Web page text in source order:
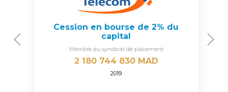
Cession en bourse de 2% du
capital
Membre du syndicat de placement
2 180 744 830 MAD
2019
Previous